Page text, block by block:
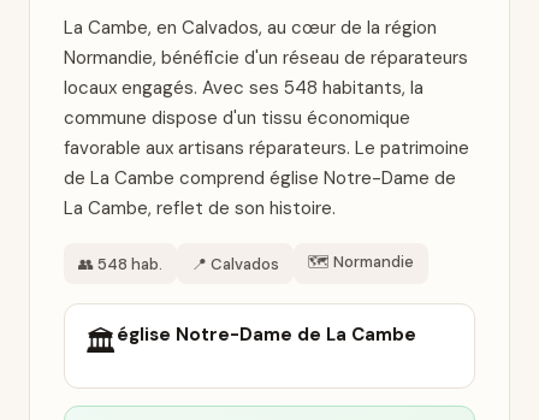
La Cambe, en Calvados, au cœur de la région
Normandie, bénéficie d'un réseau de réparateurs
locaux engagés. Avec ses 548 habitants, la
commune dispose d'un tissu économique
favorable aux artisans réparateurs. Le patrimoine
de La Cambe comprend église Notre-Dame de
La Cambe, reflet de son histoire.
👥 548 hab. 📍 Calvados 🗺️ Normandie
🏛️église Notre-Dame de La Cambe